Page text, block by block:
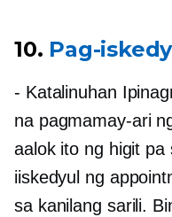
10. Pag-
- Katalinuhan
na pagmamay-ari
aalok ito ng higit
iiskedyul ng
sa kanilang sarili.